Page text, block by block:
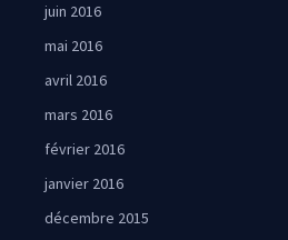
juin 2016
mai 2016
avril 2016
mars 2016
février 2016
janvier 2016
décembre 2015